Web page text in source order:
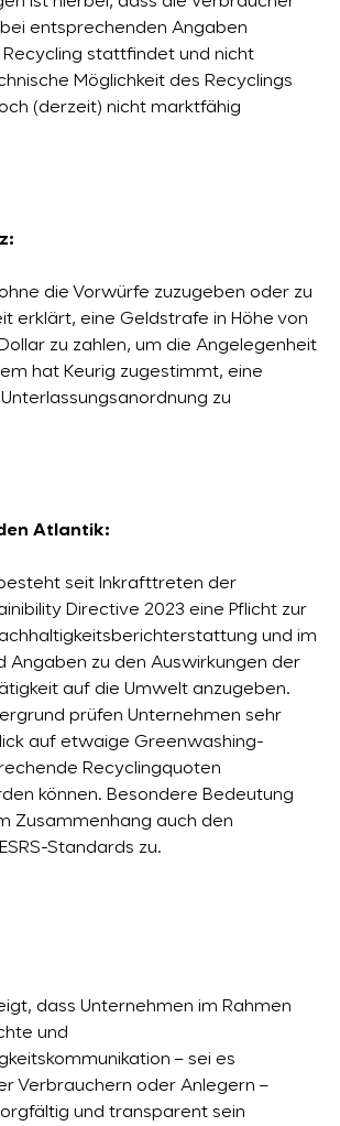
entsprechenden Angaben
stattfindet und nicht
Möglichkeit des Recyclings
(derzeit) nicht marktfähig
die Vorwürfe zuzugeben oder zu
erklärt, eine Geldstrafe in Höhe von
Dollar zu zahlen, um die Angelegenheit
hat Keurig zugestimmt, eine
zu
Atlantik:
seit Inkrafttreten der
Directive 2023 eine Pflicht zur
und im
Angaben zu den Auswirkungen der
auf die Umwelt anzugeben.
prüfen Unternehmen sehr
auf etwaige Greenwashing-
Recyclingquoten
können. Besondere Bedeutung
Zusammenhang auch den
Standards zu.
dass Unternehmen im Rahmen
und
– sei es
Verbrauchern oder Anlegern –
und transparent sein